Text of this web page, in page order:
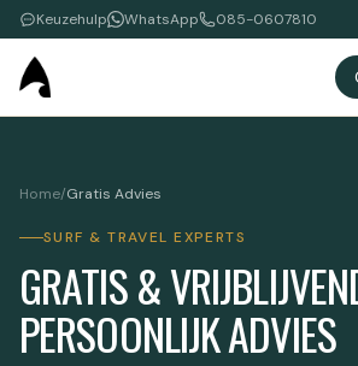
Keuzehulp WhatsApp 085-0607810
Home/Gratis Advies
SURF & TRAVEL EXPERTS
GRATIS &
PERSOONLIJK ADVIES